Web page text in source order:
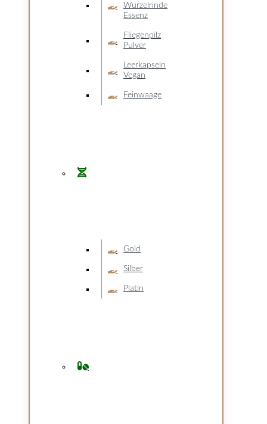
Wurzelrinde
Essenz
Fliegenpilz
Pulver
Leerkapseln
Vegan
Feinwaage
Gold
Silber
Platin